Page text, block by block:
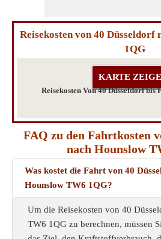
Reisekosten von 40 Düsseldorf
1QG
Reisekosten Von 40 Düsseldorf bis
FAQ zu den Fahrtkosten
nach Hounslow
Was kostet die Fahrt von 40
Hounslow TW6 1QG?
Um die Reisekosten von 40
TW6 1QG zu berechnen, müssen